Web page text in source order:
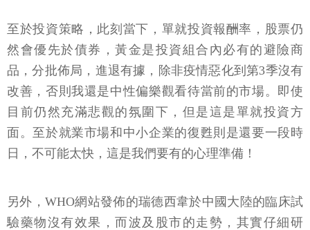
至於投資策略，此刻當下，單就投資報酬率，股票仍
然會優先於債券，黃金是投資組合內必有的避險商
品，分批佈局，進退有據，除非疫情惡化到第3季沒有
改善，否則我還是中性偏樂觀看待當前的市場。即使
目前仍然充滿悲觀的氛圍下，但是這是單就投資方
面。至於就業市場和中小企業的復甦則是還要一段時
日，不可能太快，這是我們要有的心理準備！
另外，WHO網站發佈的瑞德西韋於中國大陸的臨床試
驗藥物沒有效果，而波及股市的走勢，其實仔細研